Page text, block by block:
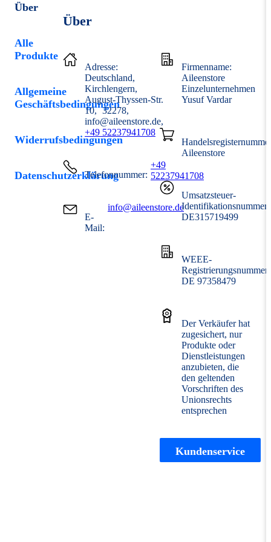
Über
Alle
Produkte
Allgemeine
Geschäftsbedingungen
Widerrufsbedingungen
Datenschutzerklärung
Über
Adresse:
Deutschland
Kirchlengern
August-Thyssen-Str.
10
32278
info@aileenstore.de
+49 52237941708
Telefonnummer:
+49
52237941708
E-
Mail:
info@aileenstore.de
Firmenname:
Aileenstore
Einzelunternehmen
Yusuf Vardar
Aileenstore
Umsatzsteuer-
Identifikationsnummer
DE315719499
WEEE-
Registrierungsnummer:
DE 97358479
Der Verkäufer hat
zugesichert, nur
Produkte oder
Dienstleistungen
anzubieten, die
den geltenden
Vorschriften des
Unionsrechts
entsprechen
Kundenservice